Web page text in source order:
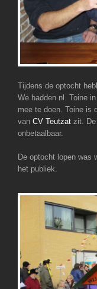
Tijdens de optocht
We hadden nl. Toine
mee te doen. Toine is
van CV Teutzat zit.
onbetaalbaar.
De optocht lopen was
het publiek.